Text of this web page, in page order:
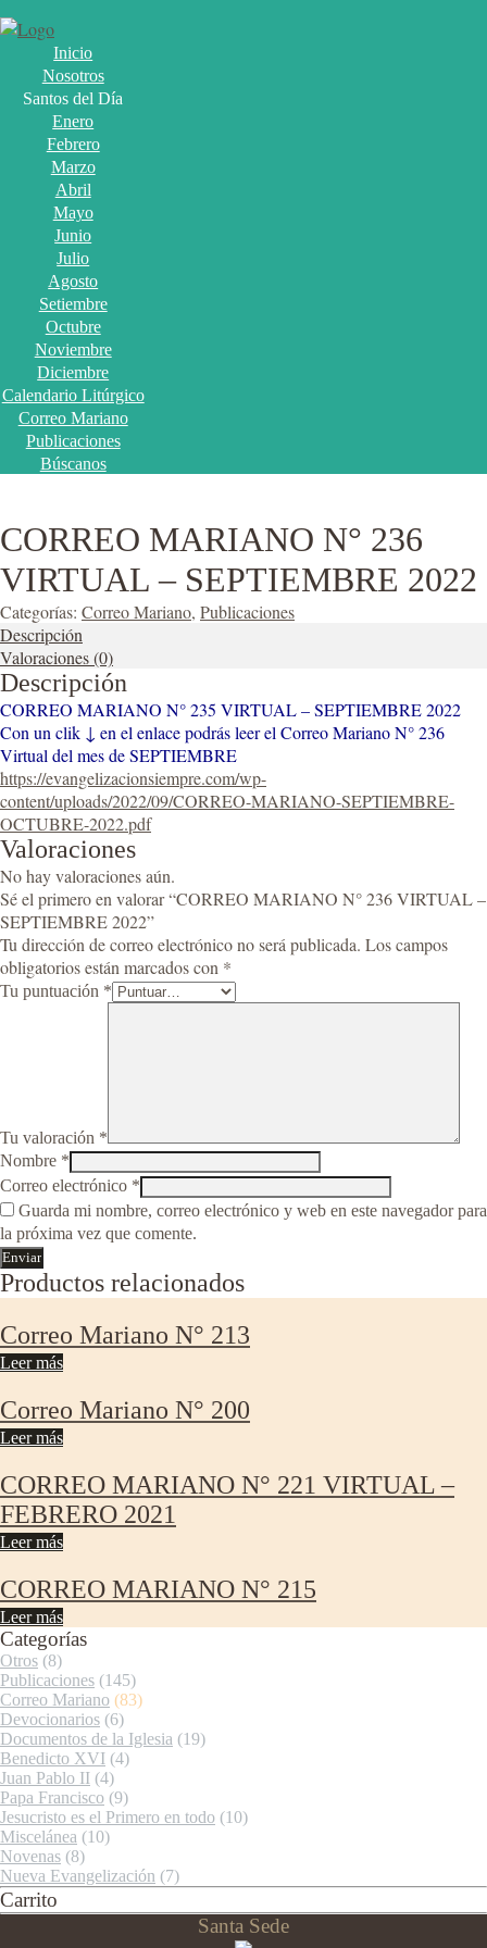
Inicio
Nosotros
Santos del Día
Enero
Febrero
Marzo
Abril
Mayo
Junio
Julio
Agosto
Setiembre
Octubre
Noviembre
Diciembre
Calendario Litúrgico
Correo Mariano
Publicaciones
Búscanos
CORREO MARIANO N° 236
VIRTUAL – SEPTIEMBRE 2022
Categorías: Correo Mariano, Publicaciones
Descripción
Valoraciones (0)
Descripción
CORREO MARIANO N° 235 VIRTUAL – SEPTIEMBRE 2022
Con un clik ↓ en el enlace podrás leer el Correo Mariano N° 236
Virtual del mes de SEPTIEMBRE
https://evangelizacionsiempre.com/wp-
content/uploads/2022/09/CORREO-MARIANO-SEPTIEMBRE-
OCTUBRE-2022.pdf
Valoraciones
No hay valoraciones aún.
Sé el primero en valorar “CORREO MARIANO N° 236 VIRTUAL –
SEPTIEMBRE 2022”
Tu dirección de correo electrónico no será publicada. Los campos
obligatorios están marcados con *
Tu puntuación *
Tu valoración *
Nombre *
Correo electrónico *
Guarda mi nombre, correo electrónico y web en este navegador para
la próxima vez que comente.
Productos relacionados
Correo Mariano N° 213
Leer más
Correo Mariano N° 200
Leer más
CORREO MARIANO N° 221 VIRTUAL –
FEBRERO 2021
Leer más
CORREO MARIANO N° 215
Leer más
Categorías
Otros (8)
Publicaciones (145)
Correo Mariano (83)
Devocionarios (6)
Documentos de la Iglesia (19)
Benedicto XVI (4)
Juan Pablo II (4)
Papa Francisco (9)
Jesucristo es el Primero en todo (10)
Miscelánea (10)
Novenas (8)
Nueva Evangelización (7)
Carrito
Santa Sede